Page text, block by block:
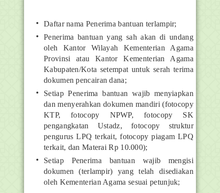
Daftar nama Penerima bantuan terlampir;
Penerima bantuan yang sah akan di undang
oleh Kantor Wilayah Kementerian Agama
Provinsi atau Kantor Kementerian Agama
Kabupaten/Kota setempat untuk serah terima
dokumen pencairan dana;
Setiap Penerima bantuan wajib menyiapkan
dan menyerahkan dokumen mandiri (fotocopy
KTP, fotocopy NPWP, fotocopy SK
pengangkatan Ustadz, fotocopy struktur
pengurus LPQ terkait, fotocopy piagam LPQ
terkait, dan Materai Rp 10.000);
Setiap Penerima bantuan wajib mengisi
dokumen (terlampir) yang telah disediakan
oleh Kementerian Agama sesuai petunjuk;